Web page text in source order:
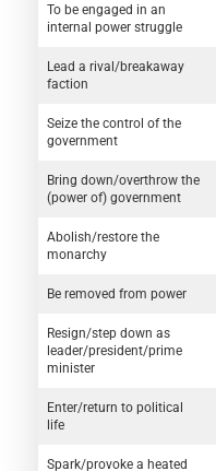
To be engaged in an
internal power struggle
Lead a rival/breakaway
faction
Seize the control of the
government
Bring down/overthrow the
(power of) government
Abolish/restore the
monarchy
Be removed from power
Resign/step down as
leader/president/prime
minister
Enter/return to political
life
Spark/provoke a heated